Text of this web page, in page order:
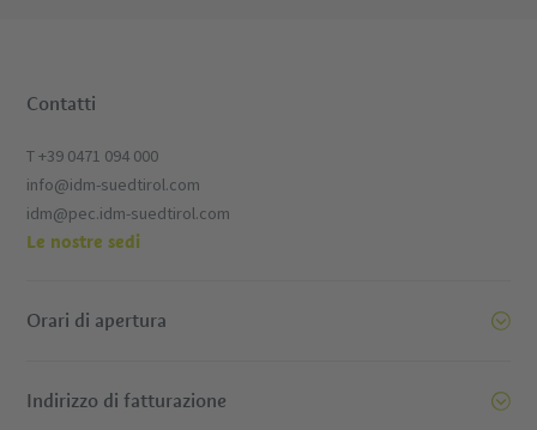
Contatti
T +39 0471 094 000
info@idm-suedtirol.com
idm@pec.idm-suedtirol.com
Le nostre sedi
Orari di apertura
Indirizzo di fatturazione